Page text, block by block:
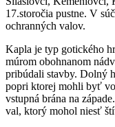
17.storočia pustne. V
ochranných valov.
Kapla je typ gotického
múrom obohnanom
pribúdali stavby. Dolný
popri ktorej mohli byť
vstupná brána na
val, ktorý mohol niesť